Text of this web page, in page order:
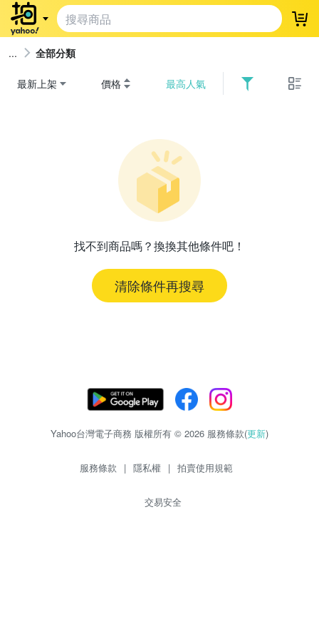
登
全部分類
最新上架 價格 最高人氣
找不到商品嗎？換換其他條件吧！
清除條件再搜尋
Yahoo台灣電子商務 版權所有 © 2026 服務條款(更新)
服務條款 | 隱私權 | 拍賣使用規範
交易安全